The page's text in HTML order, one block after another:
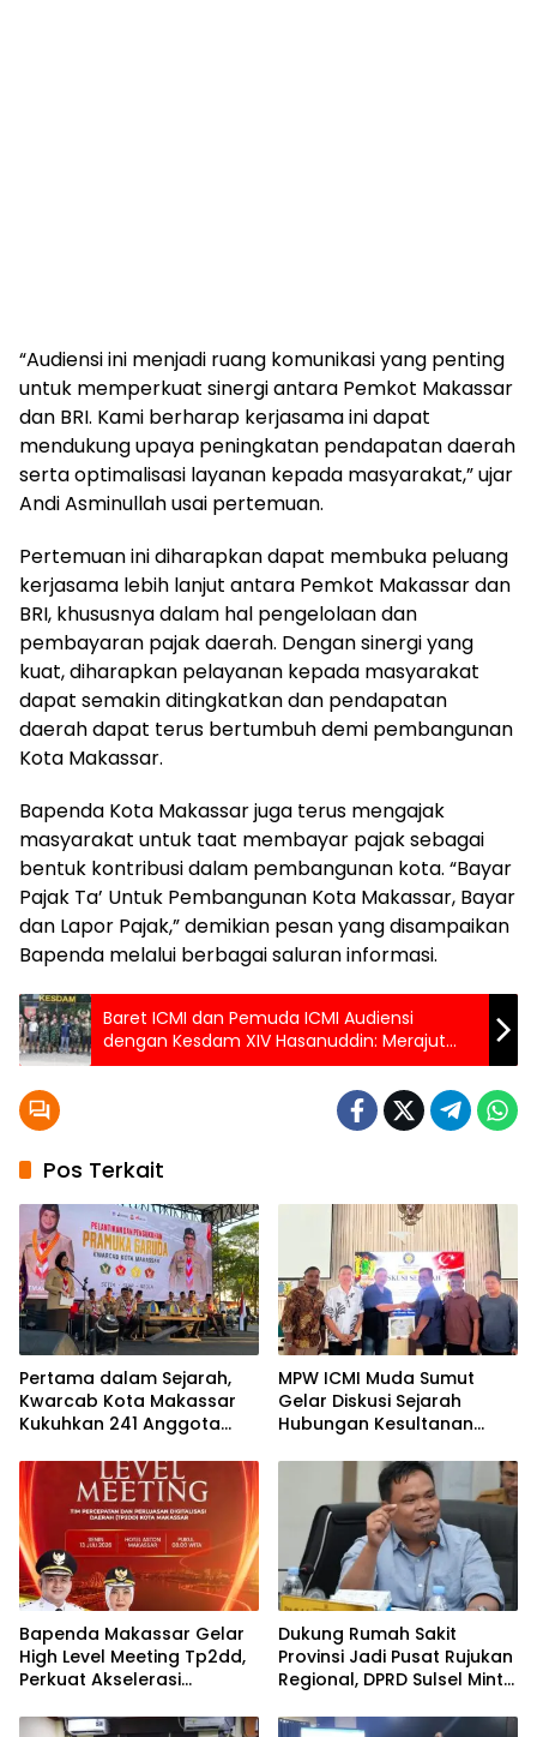
“Audiensi ini menjadi ruang komunikasi yang penting
untuk memperkuat sinergi antara Pemkot Makassar
dan BRI. Kami berharap kerjasama ini dapat
mendukung upaya peningkatan pendapatan daerah
serta optimalisasi layanan kepada masyarakat,” ujar
Andi Asminullah usai pertemuan.
Pertemuan ini diharapkan dapat membuka peluang
kerjasama lebih lanjut antara Pemkot Makassar dan
BRI, khususnya dalam hal pengelolaan dan
pembayaran pajak daerah. Dengan sinergi yang
kuat, diharapkan pelayanan kepada masyarakat
dapat semakin ditingkatkan dan pendapatan
daerah dapat terus bertumbuh demi pembangunan
Kota Makassar.
Bapenda Kota Makassar juga terus mengajak
masyarakat untuk taat membayar pajak sebagai
bentuk kontribusi dalam pembangunan kota. “Bayar
Pajak Ta’ Untuk Pembangunan Kota Makassar, Bayar
dan Lapor Pajak,” demikian pesan yang disampaikan
Bapenda melalui berbagai saluran informasi.
Baret ICMI dan Pemuda ICMI Audiensi
dengan Kesdam XIV Hasanuddin: Merajut
Sinergi, Menguatkan Cinta untuk Rakyat
Pos Terkait
Pertama dalam Sejarah,
Kwarcab Kota Makassar
Kukuhkan 241 Anggota
Akkarena
MPW ICMI Muda Sumut
Gelar Diskusi Sejarah
Hubungan Kesultanan
Dalam Bingkai Kesatuan
Bapenda Makassar Gelar
High Level Meeting Tp2dd,
Perkuat Akselerasi
Layanan Daerah
Dukung Rumah Sakit
Provinsi Jadi Pusat Rujukan
Regional, DPRD Sulsel Minta
Menyeluruh